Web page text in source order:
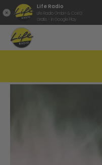
Life Radio
Life Radio GmbH & Co.KG
Gratis - in Google Play